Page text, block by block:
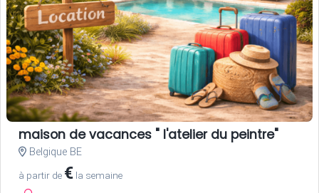
maison de vacances " l'atelier du peintre"
Belgique BE
à partir de € la semaine